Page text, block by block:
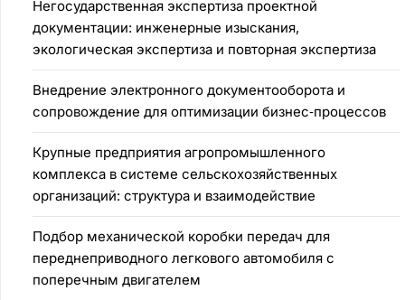
Негосударственная экспертиза проектной
документации: инженерные изыскания,
экологическая экспертиза и повторная экспертиза
Внедрение электронного документооборота и
сопровождение для оптимизации бизнес‑процессов
Крупные предприятия агропромышленного
комплекса в системе сельскохозяйственных
организаций: структура и взаимодействие
Подбор механической коробки передач для
переднеприводного легкового автомобиля с
поперечным двигателем